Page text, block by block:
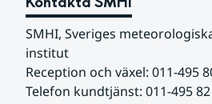
SMHI, Sveriges
institut
Reception och växel: 011-495
Telefon kundtjänst: 011-495